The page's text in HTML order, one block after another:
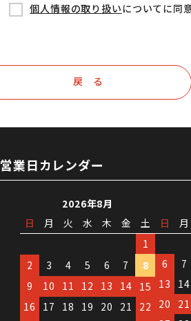
個人情報の取り扱いについてに同
戻 る
営業日カレンダー
2026年8月
日
月 火 水 木 金
土
1
2
3 4 5 6 7
8
9
10 11 12 13 14 15
16
17 18 19 20 21
22
日
月
6
7
13
14
20
21